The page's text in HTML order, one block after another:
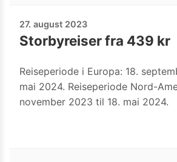
27. august 2023
Storbyreiser fra 439 kr
Reiseperiode i Europa: 18.
mai 2024. Reiseperiode Nord-
november 2023 til 18. mai 2024.